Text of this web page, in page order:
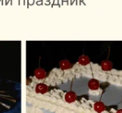
ждет более
предлагают